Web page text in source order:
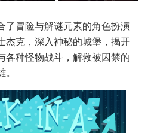
了冒险与解谜元素的角色扮演
杰克，深入神秘的城堡，揭开
各种怪物战斗，解救被囚禁的